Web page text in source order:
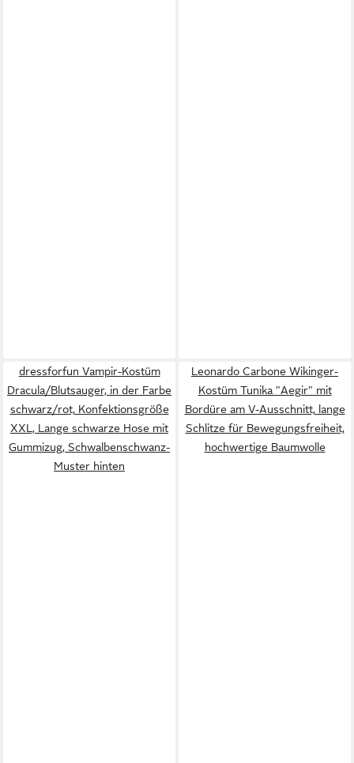
dressforfun Vampir-Kostüm
Dracula/Blutsauger, in der Farbe
schwarz/rot, Konfektionsgröße
XXL, Lange schwarze Hose mit
Gummizug, Schwalbenschwanz-
Muster hinten
Leonardo Carbone Wikinger-
Kostüm Tunika "Aegir" mit
Bordüre am V-Ausschnitt, lange
Schlitze für Bewegungsfreiheit,
hochwertige Baumwolle